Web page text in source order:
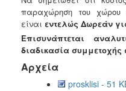
Προσχολική
Αγωγή
Κοιμητήρια
Οικογένειας
παραχώρηση του χώρου
είναι εντελώς Δωρεάν
Επισυνάπτεται
διαδικασία συμμετοχής
Αρχεία
prosklisi - 51